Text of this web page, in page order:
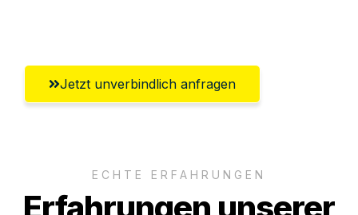
Jetzt unverbindlich anfragen
ECHTE ERFAHRUNGEN